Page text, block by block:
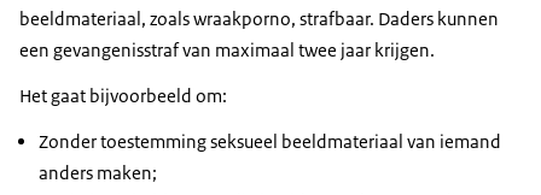
beeldmateriaal, zoals wraakporno, strafbaar. Daders kunnen
een gevangenisstraf van maximaal twee jaar krijgen.
Het gaat bijvoorbeeld om:
Zonder toestemming seksueel beeldmateriaal van iemand
anders maken;